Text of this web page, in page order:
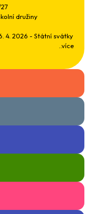
družiny
4. 2026 - Státní svátky
..více